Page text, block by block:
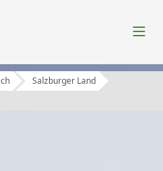
Salzburger Land